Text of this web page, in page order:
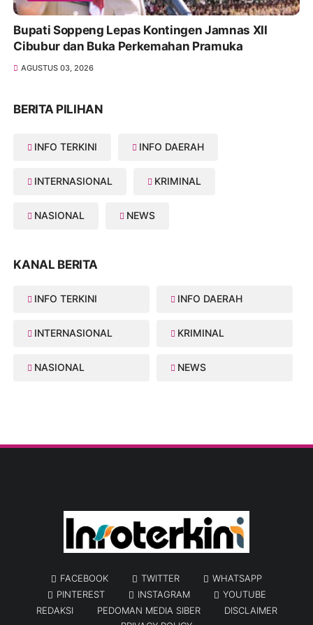
Bupati Soppeng Lepas Kontingen Jamnas XII
Cibubur dan Buka Perkemahan Pramuka
AGUSTUS 03, 2026
BERITA PILIHAN
INFO TERKINI INFO DAERAH
INTERNASIONAL KRIMINAL
NASIONAL NEWS
KANAL BERITA
INFO TERKINI INFO DAERAH
INTERNASIONAL KRIMINAL
NASIONAL NEWS
FACEBOOK TWITTER
WHATSAPP
PINTEREST
INSTAGRAM
YOUTUBE
REDAKSI
PEDOMAN MEDIA SIBER
DISCLAIMER